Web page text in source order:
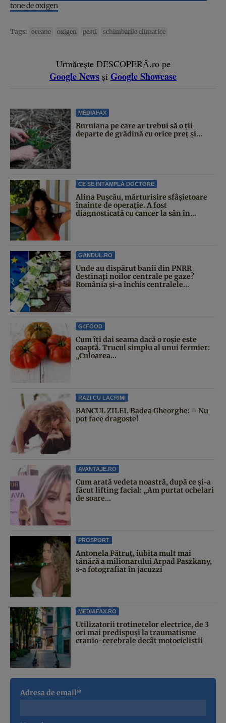
tone de oxigen
Tags: oceane oxigen pesti schimbarile climatice
Urmărește DESCOPERĂ.ro pe
Google News și Google Showcase
MEDIAFAX
Buruiana pe care ar trebui să o ții
departe de grădină cu orice preț și...
CE SE ÎNTÂMPLĂ DOCTORE
Alina Pușcău, mărturisire sfâșietoare
înainte de operație. A fost
diagnosticată cu cancer la sân în...
GANDUL.RO
Unde au dispărut banii din PNRR
destinați noilor centrale pe gaze?
România și-a închis centralele...
G4FOOD
Cum îți dai seama dacă o roșie este
coaptă. Trucul simplu al unui fermier:
„Culoarea...
RAZI CU LACRIMI
BANCUL ZILEI. Badea Gheorghe: – Nu
pot face dragoste!
AVANTAJE.RO
Cum arată vedeta noastră, după ce și-a
făcut lifting facial: „Am purtat ochelari
de soare...
PROSPORT
Antonela Pătruț, iubita mult mai
tânără a milionarului Arpad Paszkany,
s-a fotografiat în jacuzzi
MEDIAFAX.RO
Utilizatorii trotinetelor electrice, de 3
ori mai predispuși la traumatisme
cranio-cerebrale decât motocicliștii
Adresa de email*